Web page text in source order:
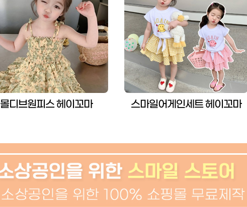
몰디브원피스 헤이꼬마 스마일어게인세트 헤이꼬마